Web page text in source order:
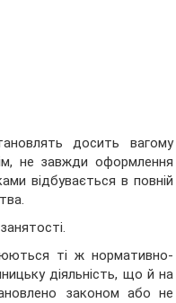
досить вагому
не завжди оформлення
відбувається в повній
ті ж нормативно-
діяльність, що й на
законом або не